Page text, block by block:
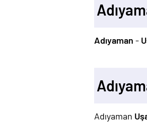
Adıyaman -
Adıyaman